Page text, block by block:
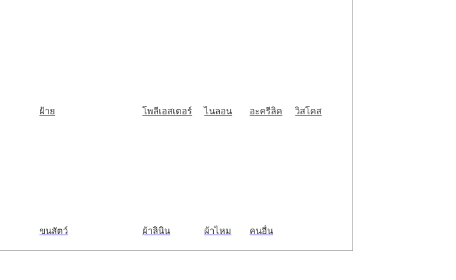
ฝ้าย โพลีเอสเตอร์ ไนลอน อะครีลิค วิสโคส
ขนสัตว์ ผ้าลินิน ผ้าไหม คนอื่น